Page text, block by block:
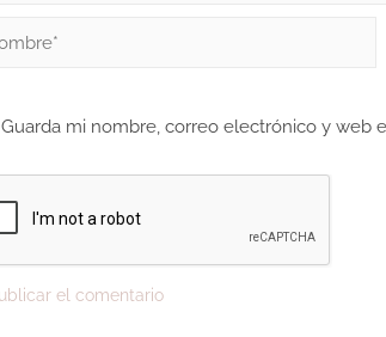
Guarda mi nombre, correo electrónico y web